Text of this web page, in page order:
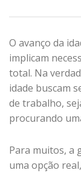
O avanço da
implicam
total. Na
idade buscam
de trabalho,
procurando
Para muitos, a
uma opção